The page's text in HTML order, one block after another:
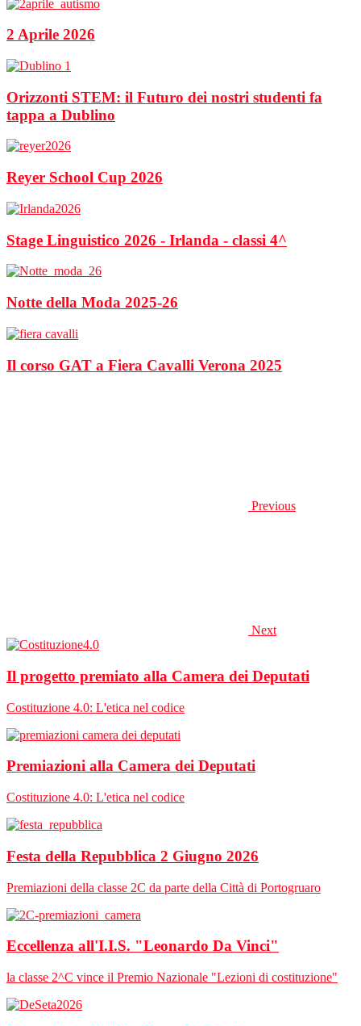
2 Aprile 2026
Orizzonti STEM: il Futuro dei nostri studenti fa
tappa a Dublino
Reyer School Cup 2026
Stage Linguistico 2026 - Irlanda - classi 4^
Notte della Moda 2025-26
Il corso GAT a Fiera Cavalli Verona 2025
Previous
Next
Il progetto premiato alla Camera dei Deputati
Costituzione 4.0: L'etica nel codice
Premiazioni alla Camera dei Deputati
Costituzione 4.0: L'etica nel codice
Festa della Repubblica 2 Giugno 2026
Premiazioni della classe 2C da parte della Città di Portogruaro
Eccellenza all'I.I.S. "Leonardo Da Vinci"
la classe 2^C vince il Premio Nazionale "Lezioni di costituzione"